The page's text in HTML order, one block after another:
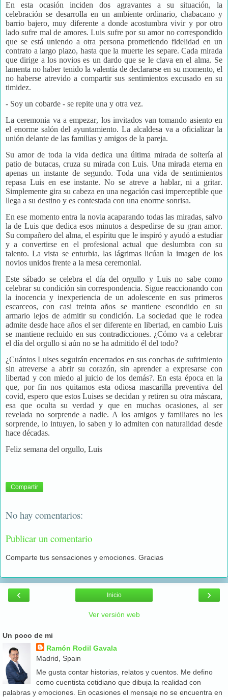
En esta ocasión inciden dos agravantes a su situación, la
celebración se desarrolla en un ambiente ordinario, chabacano y
barrio bajero, muy diferente a donde acostumbra vivir y por otro
lado sufre mal de amores. Luis sufre por su amor no correspondido
que se está uniendo a otra persona prometiendo fidelidad en un
contrato a largo plazo, hasta que la muerte les separe. Cada mirada
que dirige a los novios es un dardo que se le clava en el alma. Se
lamenta no haber tenido la valentía de declararse en su momento, el
no haberse atrevido a compartir sus sentimientos excusado en su
timidez.
- Soy un cobarde - se repite una y otra vez.
La ceremonia va a empezar, los invitados van tomando asiento en
el enorme salón del ayuntamiento. La alcaldesa va a oficializar la
unión delante de las familias y amigos de la pareja.
Su amor de toda la vida dedica una última mirada de soltería al
patio de butacas, cruza su mirada con Luis. Una mirada eterna en
apenas un instante de segundo. Toda una vida de sentimientos
repasa Luis en ese instante. No se atreve a hablar, ni a gritar.
Simplemente gira su cabeza en una negación casi imperceptible que
llega a su destino y es contestada con una enorme sonrisa.
En ese momento entra la novia acaparando todas las miradas, salvo
la de Luis que dedica esos minutos a despedirse de su gran amor.
Su compañero del alma, el espíritu que le inspiró y ayudó a estudiar
y a convertirse en el profesional actual que deslumbra con su
talento. La vista se enturbia, las lágrimas licúan la imagen de los
novios unidos frente a la mesa ceremonial.
Este sábado se celebra el día del orgullo y Luis no sabe como
celebrar su condición sin correspondencia. Sigue reaccionando con
la inocencia y inexperiencia de un adolescente en sus primeros
escarceos, con casi treinta años se mantiene escondido en su
armario lejos de admitir su condición. La sociedad que le rodea
admite desde hace años el ser diferente en libertad, en cambio Luis
se mantiene recluido en sus contradicciones. ¿Cómo va a celebrar
el día del orgullo si aún no se ha admitido él del todo?
¿Cuántos Luises seguirán encerrados en sus conchas de sufrimiento
sin atreverse a abrir su corazón, sin aprender a expresarse con
libertad y con miedo al juicio de los demás?. En esta época en la
que, por fin nos quitamos esta odiosa mascarilla preventiva del
covid, espero que estos Luises se decidan y retiren su otra máscara,
esa que oculta su verdad y que en muchas ocasiones, al ser
revelada no sorprende a nadie. A los amigos y familiares no les
sorprende, lo intuyen, lo saben y lo admiten con naturalidad desde
hace décadas.
Feliz semana del orgullo, Luis
Compartir
No hay comentarios:
Publicar un comentario
Comparte tus sensaciones y emociones. Gracias
‹ ›
Inicio
Ver versión web
Un poco de mi
Ramón Rodil Gavala
Madrid, Spain
Me gusta contar historias, relatos y cuentos. Me defino
como cuentista cotidiano que dibuja la realidad con
palabras y emociones. En ocasiones el mensaje no se encuentra en